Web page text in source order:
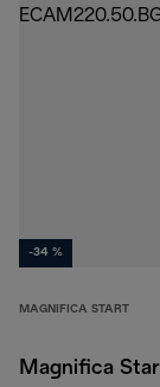
-34 %
MAGNIFICA START
Magnifica